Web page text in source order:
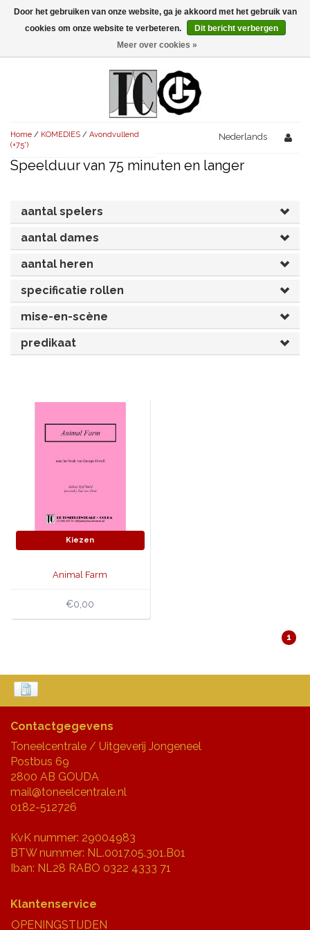
Menu
AVONDVULLEND (+75')
KORT (-30')
OVERIG (30'-75')
UITGELICHT!
AVONDVULLEND (+75')
KORT (-30')
OVERIG (30'-75')
UITGELICHT!
THRILLERS
AVONDVULLEND (+75')
OVERIG (30'-75')
SENIORENTONEEL
KORT (-30')
OVERIG (30'-75')
UITGELICHT!
SPEKTAKELSTUKKEN
JUBILEUMSTUK
KOSTUUMSTUK
MUSICAL
OVERIG
SINTERKLAASTONEEL
KERSTTONEEL
PAASTONEEL
HANDBOEKEN
RECHTEN REGELEN
Home / KOMEDIES / Avondvullend
(+75')
Nederlands
Speelduur van 75 minuten en langer
aantal spelers
aantal dames
aantal heren
specificatie rollen
mise-en-scène
predikaat
Kiezen
Animal Farm
€0,00
1
Contactgegevens
Toneelcentrale / Uitgeverij Jongeneel
Postbus 69
2800 AB GOUDA
mail@toneelcentrale.nl
0182-512726
KvK nummer: 29004983
BTW nummer: NL.0017.05.301.B01
Iban: NL28 RABO 0322 4333 71
Klantenservice
OPENINGSTIJDEN
Door het gebruiken van onze website, ga je akkoord met het gebruik van
cookies om onze website te verbeteren.
Dit bericht verbergen
Meer over cookies »